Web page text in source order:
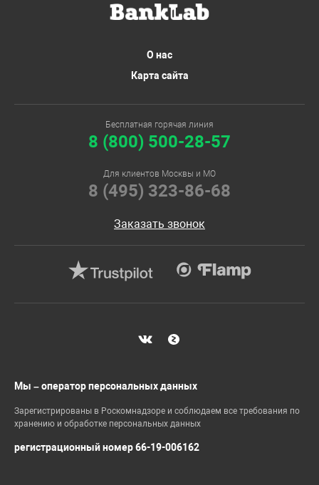
О нас
Карта сайта
Бесплатная горячая линия
8 (800) 500-28-57
Для клиентов Москвы и МО
8 (495) 323-86-68
Заказать звонок
Мы – оператор персональных данных
Зарегистрированы в Роскомнадзоре и соблюдаем все требования по
хранению и обработке персональных данных
регистрационный номер 66-19-006162